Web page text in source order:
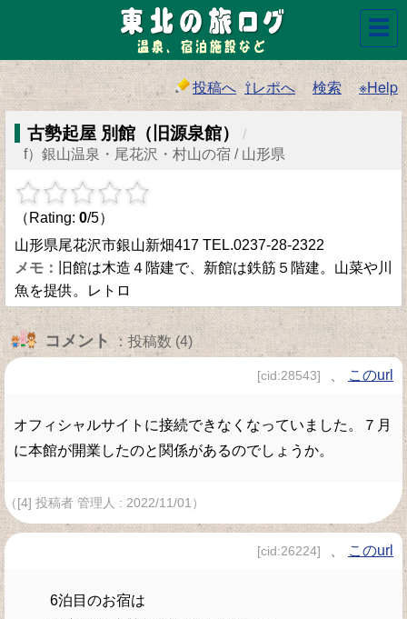
投稿へ ⇧レポへ 検索 ※Help
古勢起屋 別館（旧源泉館）
/
f）銀山温泉・尾花沢・村山の宿 / 山形県
（Rating: 0/5）
山形県尾花沢市銀山新畑417 TEL.0237-28-2322
旧館は木造４階建で、新館は鉄筋５階建。山菜や川
魚を提供。レトロ
コメント ：投稿数 (4)
[cid:28543] このurl
オフィシャルサイトに接続できなくなっていました。７月
に本館が開業したのと関係があるのでしょうか。
（[4] 投稿者 管理人 : 2022/11/01）
[cid:26224] このurl
6泊目のお宿は
☰